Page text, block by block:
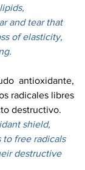
and tear that
of elasticity,
antioxidante,
radicales libres
destructivo.
shield,
free radicals
destructive